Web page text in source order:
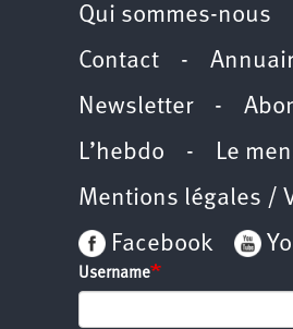
Qui sommes-nous
Contact -
Newsletter-
L’hebdo - Le
Mentions légales /
Facebook
Username